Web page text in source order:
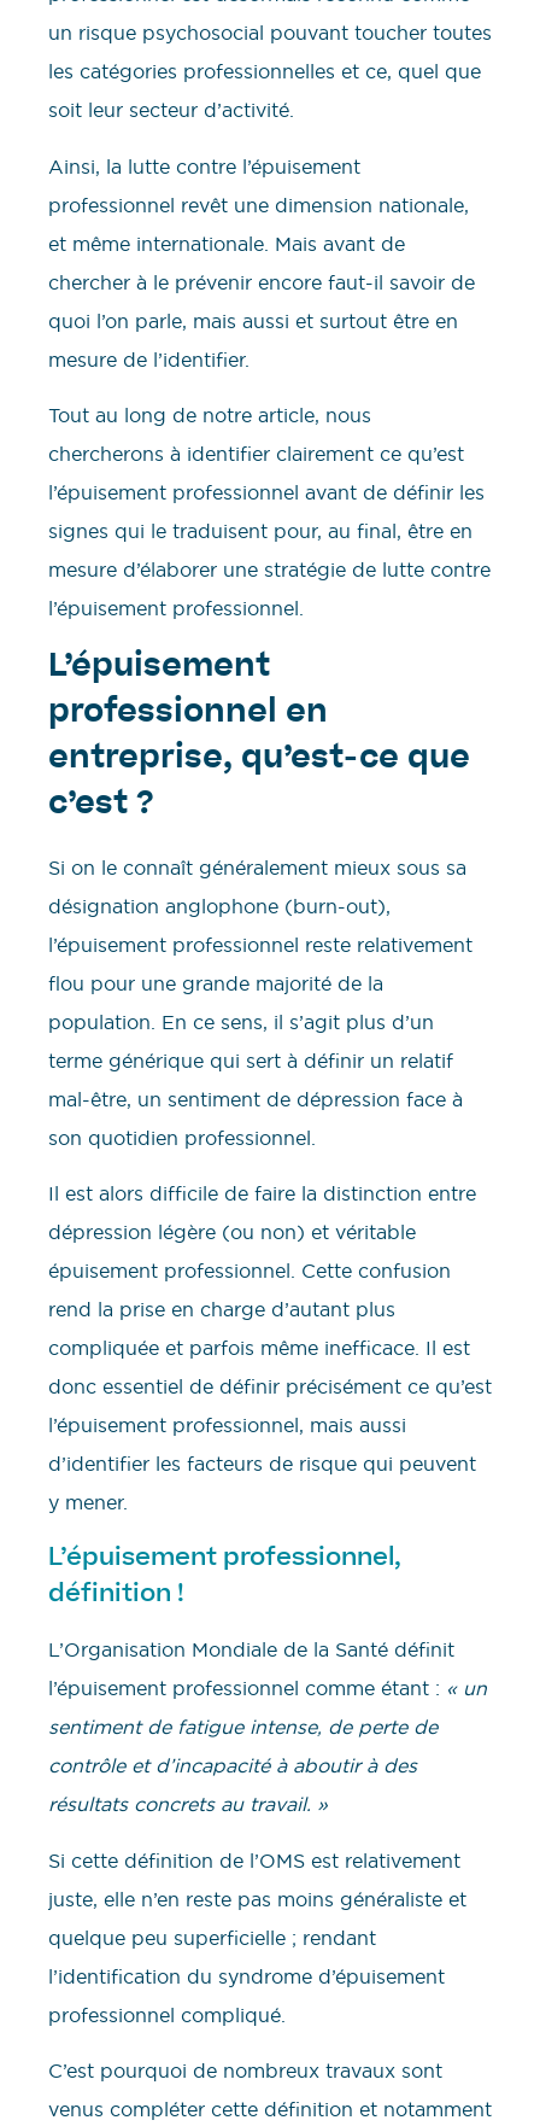
un risque psychosocial pouvant toucher toutes
les catégories professionnelles et ce, quel que
soit leur secteur d’activité.
Ainsi, la lutte contre l’épuisement
professionnel revêt une dimension nationale,
et même internationale. Mais avant de
chercher à le prévenir encore faut-il savoir de
quoi l’on parle, mais aussi et surtout être en
mesure de l’identifier.
Tout au long de notre article, nous
chercherons à identifier clairement ce qu’est
l’épuisement professionnel avant de définir les
signes qui le traduisent pour, au final, être en
mesure d’élaborer une stratégie de lutte contre
l’épuisement professionnel.
L’épuisement
professionnel en
entreprise, qu’est-ce que
c’est ?
Si on le connaît généralement mieux sous sa
désignation anglophone (burn-out),
l’épuisement professionnel reste relativement
flou pour une grande majorité de la
population. En ce sens, il s’agit plus d’un
terme générique qui sert à définir un relatif
mal-être, un sentiment de dépression face à
son quotidien professionnel.
Il est alors difficile de faire la distinction entre
dépression légère (ou non) et véritable
épuisement professionnel. Cette confusion
rend la prise en charge d’autant plus
compliquée et parfois même inefficace. Il est
donc essentiel de définir précisément ce qu’est
l’épuisement professionnel, mais aussi
d’identifier les facteurs de risque qui peuvent
y mener.
L’épuisement professionnel,
définition !
L’Organisation Mondiale de la Santé définit
l’épuisement professionnel comme étant : « un
sentiment de fatigue intense, de perte de
contrôle et d’incapacité à aboutir à des
résultats concrets au travail. »
Si cette définition de l’OMS est relativement
juste, elle n’en reste pas moins généraliste et
quelque peu superficielle ; rendant
l’identification du syndrome d’épuisement
professionnel compliqué.
C’est pourquoi de nombreux travaux sont
venus compléter cette définition et notamment